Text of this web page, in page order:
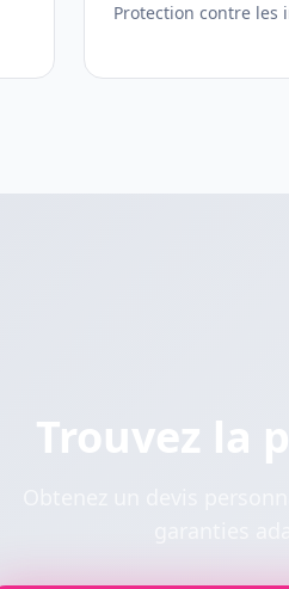
Protection contre les
Trouvez la